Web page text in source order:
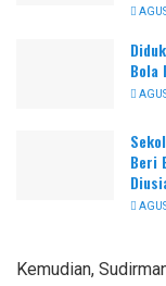
Bola
Beri
Kemudian,